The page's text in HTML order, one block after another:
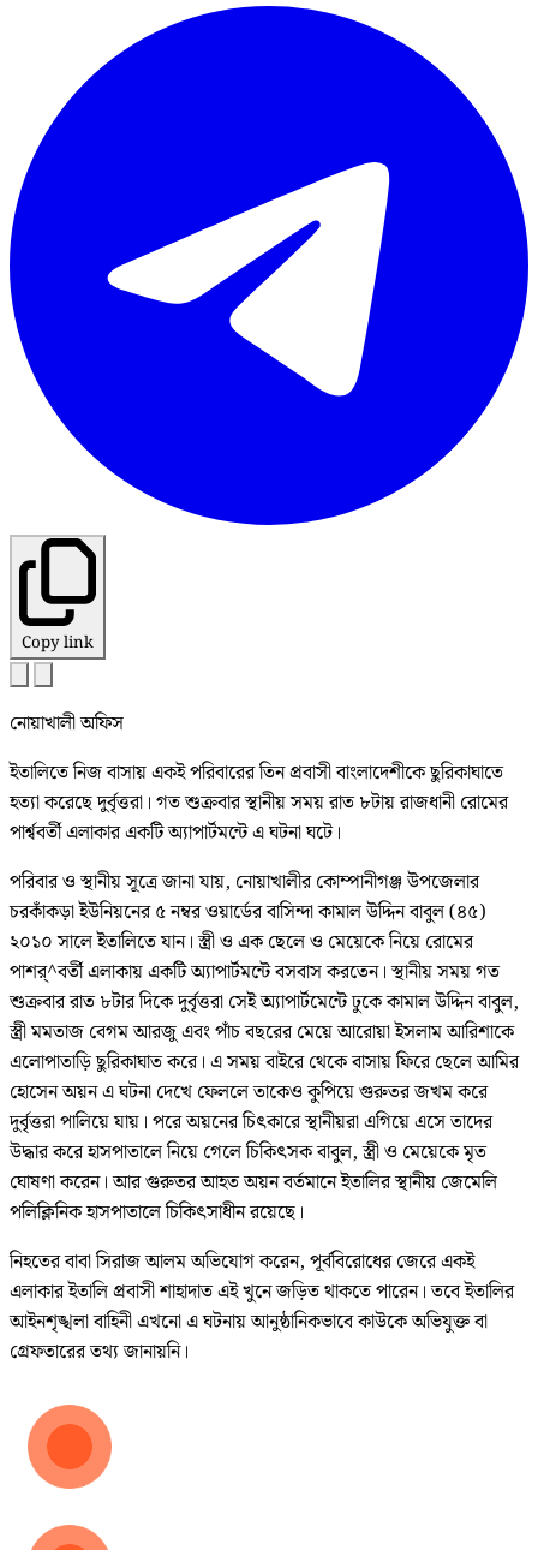
Copy link
নোয়াখালী অফিস
ইতালিতে নিজ বাসায় একই পরিবারের তিন প্রবাসী বাংলাদেশীকে ছুরিকাঘাতে
হত্যা করেছে দুর্বৃত্তরা। গত শুক্রবার স্থানীয় সময় রাত ৮টায় রাজধানী রোমের
পার্শ্ববর্তী এলাকার একটি অ্যাপার্টমন্টে এ ঘটনা ঘটে।
পরিবার ও স্থানীয় সূত্রে জানা যায়, নোয়াখালীর কোম্পানীগঞ্জ উপজেলার
চরকাঁকড়া ইউনিয়নের ৫ নম্বর ওয়ার্ডের বাসিন্দা কামাল উদ্দিন বাবুল (৪৫)
২০১০ সালে ইতালিতে যান। স্ত্রী ও এক ছেলে ও মেয়েকে নিয়ে রোমের
পাশর্^বর্তী এলাকায় একটি অ্যাপার্টমন্টে বসবাস করতেন। স্থানীয় সময় গত
শুক্রবার রাত ৮টার দিকে দুর্বৃত্তরা সেই অ্যাপার্টমেন্টে ঢুকে কামাল উদ্দিন বাবুল,
স্ত্রী মমতাজ বেগম আরজু এবং পাঁচ বছরের মেয়ে আরোয়া ইসলাম আরিশাকে
এলোপাতাড়ি ছুরিকাঘাত করে। এ সময় বাইরে থেকে বাসায় ফিরে ছেলে আমির
হোসেন অয়ন এ ঘটনা দেখে ফেললে তাকেও কুপিয়ে গুরুতর জখম করে
দুর্বৃত্তরা পালিয়ে যায়। পরে অয়নের চিৎকারে স্থানীয়রা এগিয়ে এসে তাদের
উদ্ধার করে হাসপাতালে নিয়ে গেলে চিকিৎসক বাবুল, স্ত্রী ও মেয়েকে মৃত
ঘোষণা করেন। আর গুরুতর আহত অয়ন বর্তমানে ইতালির স্থানীয় জেমেলি
পলিক্লিনিক হাসপাতালে চিকিৎসাধীন রয়েছে।
নিহতের বাবা সিরাজ আলম অভিযোগ করেন, পূর্ববিরোধের জেরে একই
এলাকার ইতালি প্রবাসী শাহাদাত এই খুনে জড়িত থাকতে পারেন। তবে ইতালির
আইনশৃঙ্খলা বাহিনী এখনো এ ঘটনায় আনুষ্ঠানিকভাবে কাউকে অভিযুক্ত বা
গ্রেফতারের তথ্য জানায়নি।